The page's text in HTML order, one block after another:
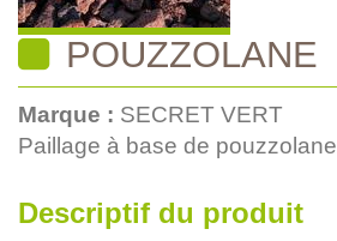
POUZZOLANE
Marque : SECRET VERT
Paillage à base de pouzzolane
Descriptif du produit